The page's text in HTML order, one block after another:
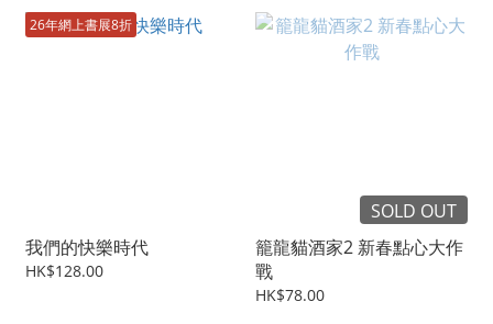
26年網上書展8折
我們的快樂時代
HK$128.00
SOLD OUT
籠龍貓酒家2 新春點心大作
戰
HK$78.00